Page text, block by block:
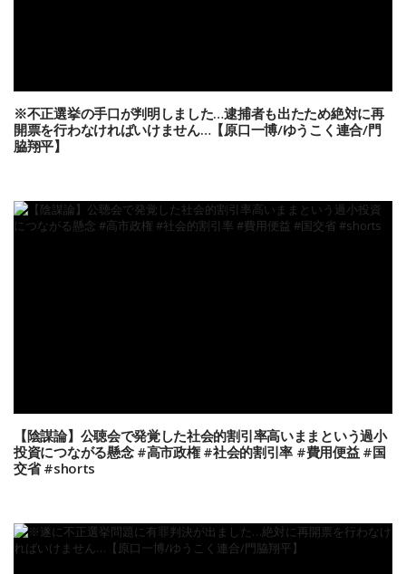
※不正選挙の手口が判明しました…逮捕者も出たため絶対に再
開票を行わなければいけません…【原口一博/ゆうこく連合/門
脇翔平】
【陰謀論】公聴会で発覚した社会的割引率高いままという過小
投資につながる懸念 #高市政権 #社会的割引率 #費用便益 #国
交省 #shorts